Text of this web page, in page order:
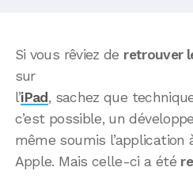
Si vous rêviez de retrouver
sur
l’iPad , sachez que
c’est possible, un
même soumis l’application
Apple. Mais celle-ci a été